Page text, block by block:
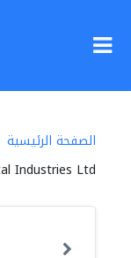
الصفحة الرئيسية
Industries Ltd.